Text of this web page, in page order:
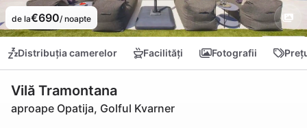
de la€690/ noapte
Distribuția camerelor Facilități Fotografii
Vilă Tramontana
aproape Opatija, Golful Kvarner